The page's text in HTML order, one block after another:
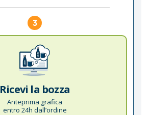
3
Ricevi la bozza
Anteprima grafica
entro 24h dall’ordine